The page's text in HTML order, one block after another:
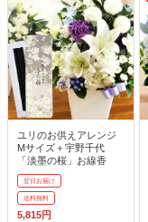
ユリのお供えアレンジ
Mサイズ＋宇野千代
「淡墨の桜」お線香
翌日お届け
送料無料
5,815円